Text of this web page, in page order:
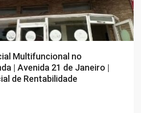
Multifuncional no
| Avenida 21 de Janeiro |
de Rentabilidade